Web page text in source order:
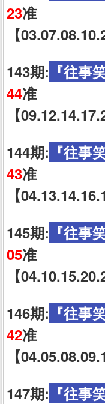
23准
【
143期: 『往事
44准
【
144期: 『往事
43准
【
145期: 『往事
05准
【
146期: 『往事
42准
【
147期: 『往事